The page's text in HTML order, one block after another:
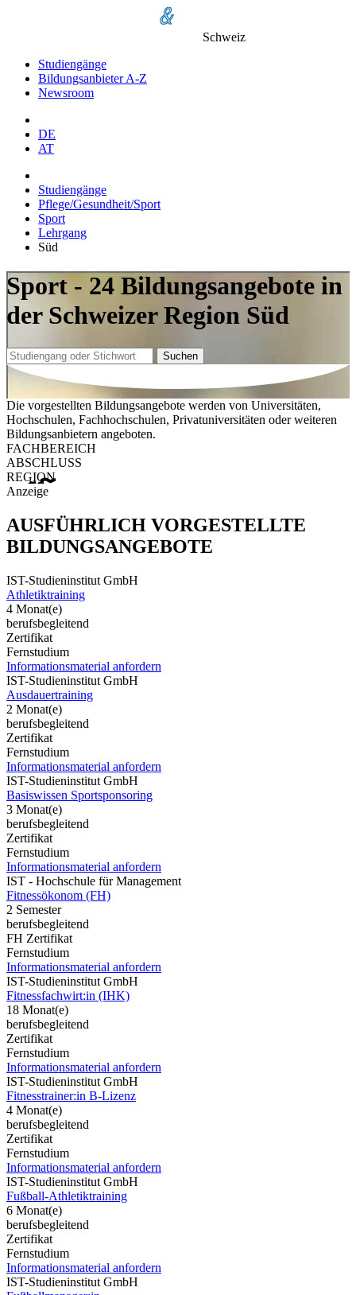
Schweiz
Studiengänge
Bildungsanbieter A-Z
Newsroom
DE
AT
Studiengänge
Pflege/Gesundheit/Sport
Sport
Lehrgang
Süd
Sport - 24 Bildungsangebote in
der Schweizer Region Süd
Suchen
Die vorgestellten Bildungsangebote werden von Universitäten,
Hochschulen, Fachhochschulen, Privatuniversitäten oder weiteren
Bildungsanbietern angeboten.
FACHBEREICH
ABSCHLUSS
REGION
Anzeige
AUSFÜHRLICH VORGESTELLTE
BILDUNGSANGEBOTE
IST-Studieninstitut GmbH
Athletiktraining
4 Monat(e)
berufsbegleitend
Zertifikat
Fernstudium
Informationsmaterial anfordern
IST-Studieninstitut GmbH
Ausdauertraining
2 Monat(e)
berufsbegleitend
Zertifikat
Fernstudium
Informationsmaterial anfordern
IST-Studieninstitut GmbH
Basiswissen Sportsponsoring
3 Monat(e)
berufsbegleitend
Zertifikat
Fernstudium
Informationsmaterial anfordern
IST - Hochschule für Management
Fitnessökonom (FH)
2 Semester
berufsbegleitend
FH Zertifikat
Fernstudium
Informationsmaterial anfordern
IST-Studieninstitut GmbH
Fitnessfachwirt:in (IHK)
18 Monat(e)
berufsbegleitend
Zertifikat
Fernstudium
Informationsmaterial anfordern
IST-Studieninstitut GmbH
Fitnesstrainer:in B-Lizenz
4 Monat(e)
berufsbegleitend
Zertifikat
Fernstudium
Informationsmaterial anfordern
IST-Studieninstitut GmbH
Fußball-Athletiktraining
6 Monat(e)
berufsbegleitend
Zertifikat
Fernstudium
Informationsmaterial anfordern
IST-Studieninstitut GmbH